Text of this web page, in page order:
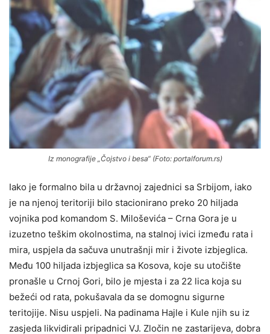
Iz monografije „Čojstvo i besa“ (Foto: portalforum.rs)
Iako je formalno bila u državnoj zajednici sa Srbijom, iako
je na njenoj teritoriji bilo stacionirano preko 20 hiljada
vojnika pod komandom S. Miloševića – Crna Gora je u
izuzetno teškim okolnostima, na stalnoj ivici između rata i
mira, uspjela da sačuva unutrašnji mir i živote izbjeglica.
Među 100 hiljada izbjeglica sa Kosova, koje su utočište
pronašle u Crnoj Gori, bilo je mjesta i za 22 lica koja su
bežeći od rata, pokušavala da se domognu sigurne
teritojije. Nisu uspjeli. Na padinama Hajle i Kule njih su iz
zasjeda likvidirali pripadnici VJ. Zločin ne zastarijeva, dobra